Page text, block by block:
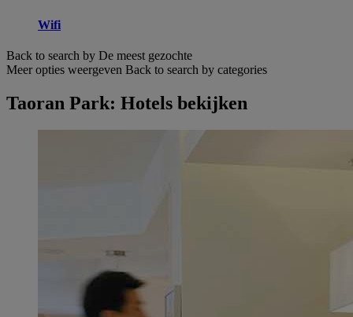
Wifi
Back to search by De meest gezochte
Meer opties weergeven Back to search by categories
Taoran Park: Hotels bekijken